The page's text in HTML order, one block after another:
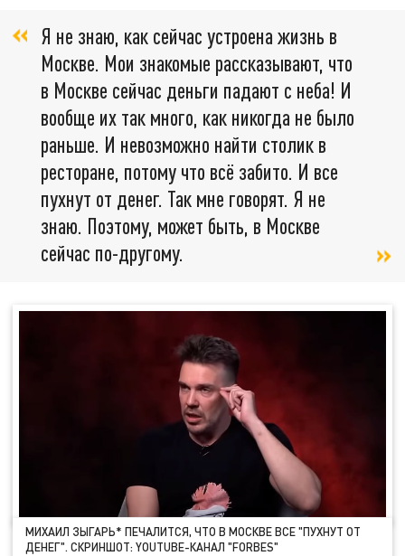
Я не знаю, как сейчас устроена жизнь в
Москве. Мои знакомые рассказывают, что
в Москве сейчас деньги падают с неба! И
вообще их так много, как никогда не было
раньше. И невозможно найти столик в
ресторане, потому что всё забито. И все
пухнут от денег. Так мне говорят. Я не
знаю. Поэтому, может быть, в Москве
сейчас по-другому.
МИХАИЛ ЗЫГАРЬ* ПЕЧАЛИТСЯ, ЧТО В МОСКВЕ ВСЕ "ПУХНУТ ОТ
ДЕНЕГ". СКРИНШОТ: YOUTUBE-КАНАЛ "FORBES"